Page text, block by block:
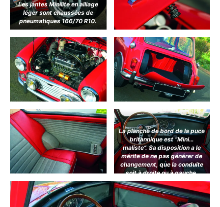
Les jantes Minilite en alliage
léger sont chaussées de
pneumatiques 166/70 R10.
La planche de bord de la puce
britannique est “Mini…
maliste”. Sa disposition a le
mérite de ne pas générer de
changement, que la conduite
soit à droite ou à gauche.